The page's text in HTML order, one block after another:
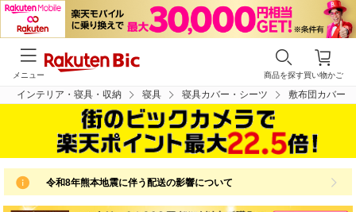
買い物かご
商品を探す
メニュー
インテリア・寝具・収納 寝具 寝具カバー・シーツ 敷布団カバー
令和8年熊本地震に伴う配送の影響について